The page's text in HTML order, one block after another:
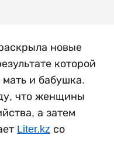
новые
которой
мать и бабушка.
что женщины
а затем
Liter.kz со